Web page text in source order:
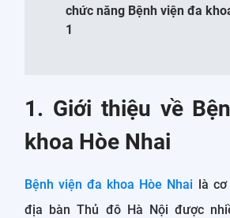
chức năng Bệnh viện đa
1
1. Giới thiệu về
khoa Hòe Nhai
Bệnh viện đa khoa Hòe Nhai là
địa bàn Thủ đô Hà Nội được